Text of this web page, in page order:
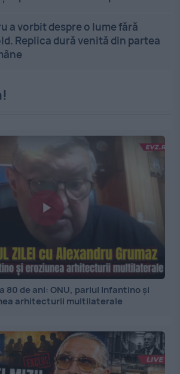
a vorbit despre o lume fără
Replica dură venită din partea
80 de ani: ONU, pariul Infantino și
arhitecturii multilaterale